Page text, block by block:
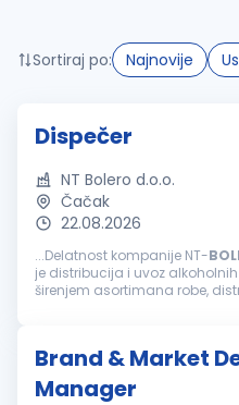
Sortiraj po: Najnovije
Dispečer
NT Bolero d.o.o.
Čačak
22.08.2026
...Delatnost kompanije NT-
je distribucija i uvoz
širenjem asortimana robe,
Brand & Market
Manager